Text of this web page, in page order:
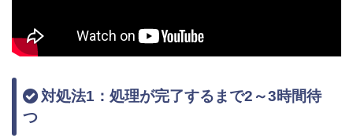
対処法1：処理が完了するまで2～3時間待
つ